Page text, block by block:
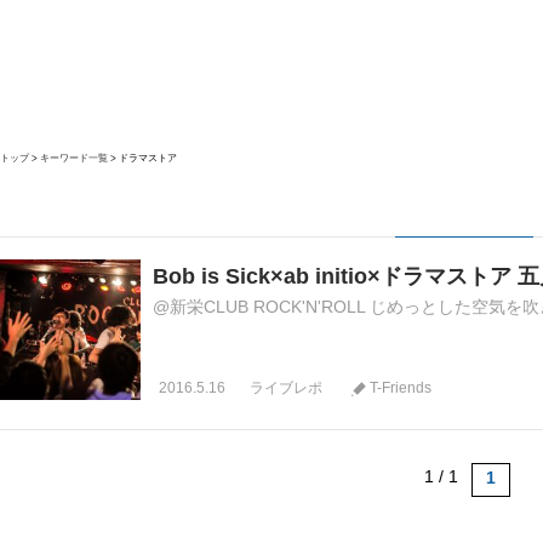
トップ キーワード一覧 ドラマストア
Bob is Sick×ab initio×ドラマストア 五
@新栄CLUB ROCK'N'ROLL じめっとした空気を
2016.5.16 ライブレポ T-Friends
1 / 1 1